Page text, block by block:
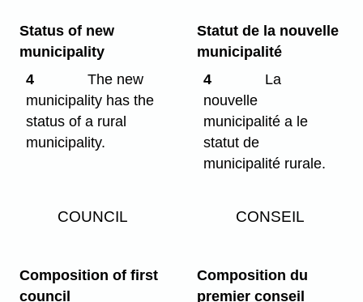
Status of new
municipality
4
The new
municipality has the
status of a rural
municipality.
Statut de la nouvelle
municipalité
4
La
nouvelle
municipalité a le
statut de
municipalité rurale.
COUNCIL CONSEIL
Composition of first
council
Composition du
premier conseil